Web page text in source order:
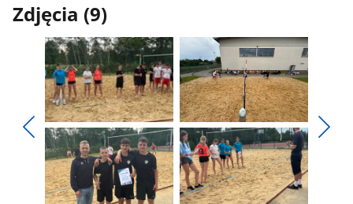
Zdjęcia (9)
Pokaż
poprzednie
zdjęcia
Pokaż
zdjęcie
1
z
galerii.
Pokaż
zdjęcie
2
z
galerii.